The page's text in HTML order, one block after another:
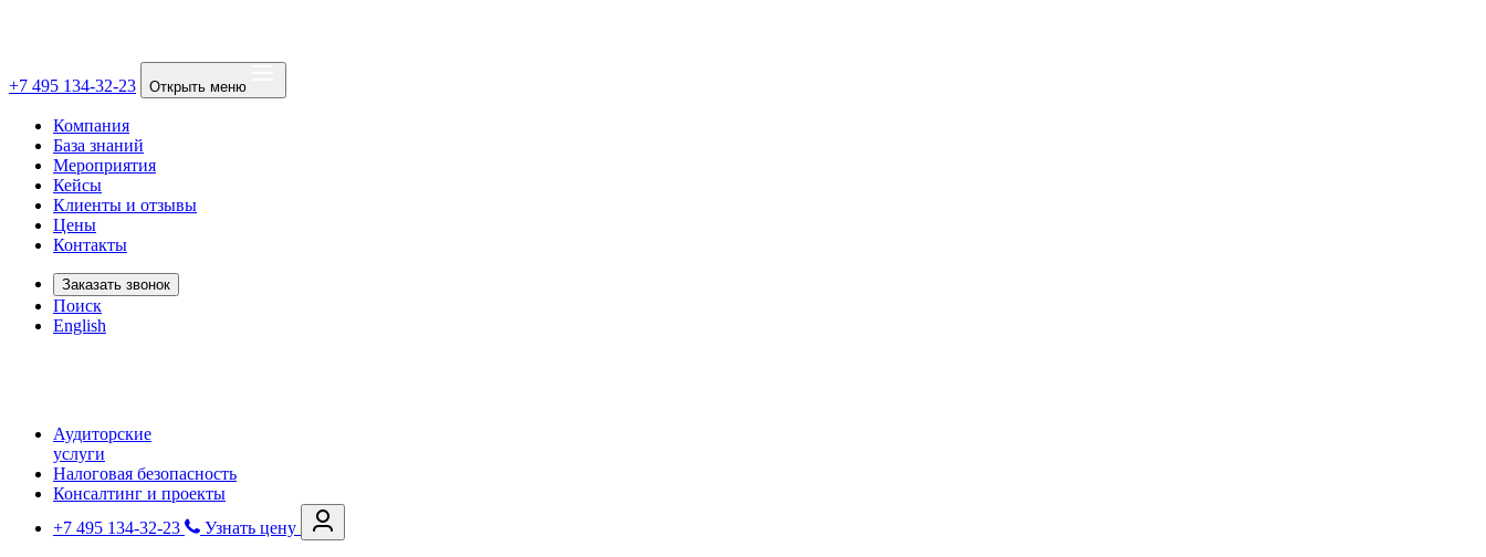
+7 495 134-32-23 Открыть меню
Компания
База знаний
Мероприятия
Кейсы
Клиенты и отзывы
Цены
Контакты
Заказать звонок
Поиск
English
Аудиторские
услуги
Налоговая безопасность
Консалтинг и проекты
+7 495 134-32-23
Узнать цену